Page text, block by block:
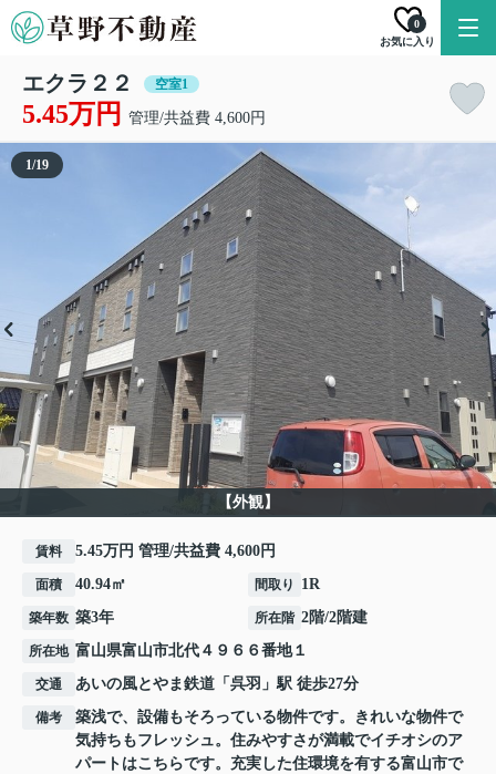
お気に入り
0
エクラ２２ 空室1
5.45万円 管理/共益費 4,600円
【外観】
1/19
賃料 5.45万円 管理/共益費 4,600円
面積 40.94㎡ 間取り 1R
築年数 築3年 所在階 2階/2階建
所在地 富山県富山市北代 ４９６６番地１
交通 あいの風とやま鉄道 「 呉羽 」駅 徒歩27分
備考
築浅で、設備もそろっている物件です。きれいな物件で
気持ちもフレッシュ。住みやすさが満載でイチオシのア
パートはこちらです。充実した住環境を有する富山市で